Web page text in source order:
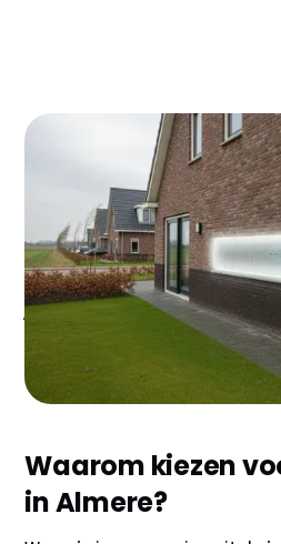
Woon je in Almere en merk
door het dak gaan?
energierekening met 30-
scheelt al snel €400-600 per
je alles over glasisolatie in
subsidies tot praktische
woning.
Waarom kiezen
in Almere?